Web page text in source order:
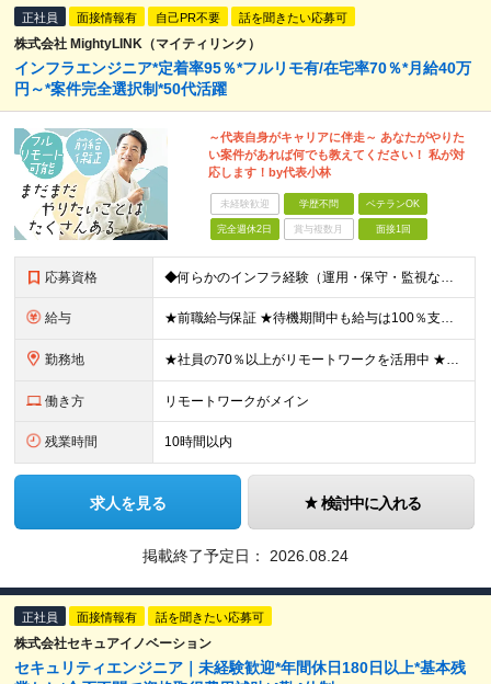
正社員 面接情報有 自己PR不要 話を聞きたい応募可
株式会社 MightyLINK（マイティリンク）
インフラエンジニア*定着率95％*フルリモ有/在宅率70％*月給40万
円～*案件完全選択制*50代活躍
～代表自身がキャリアに伴走～ あなたがやりた
い案件があれば何でも教えてください！ 私が対
応します！by代表小林
未経験歓迎 学歴不問 ベテランOK
完全週休2日 賞与複数月 面接1回
応募資格 ◆何らかのインフラ経験（運用・保守・監視など）の経験がある方 ◆学歴不問 ＼こんな方にピッタリ！／ ◎これまで正しい評価を得られなかったと感じている方 ◎自身のスキルを最大限生かしたい方 ◎収入UP
給与 ★前職給与保証 ★待機期間中も給与は100％支給 ◇月額40万円～70万円＋諸手当＋個人インセンティブ └年俸制480万～840万円＋諸手当（12分割） ※スキルを正当に評価し、決定します ※固定
勤務地 ★社員の70％以上がリモートワークを活用中 ★一部フルリモート案件あり 都内を中心に一都三県などの各プロジェクト先にご勤務いただきます。 【本社】東京都新宿区舟町7-46 LANDDEN舟町 6F
働き方 リモートワークがメイン
残業時間 10時間以内
求人を見る 検討中に入れる
掲載終了予定日： 2026.08.24
正社員 面接情報有 話を聞きたい応募可
株式会社セキュアイノベーション
セキュリティエンジニア｜未経験歓迎*年間休日180日以上*基本残